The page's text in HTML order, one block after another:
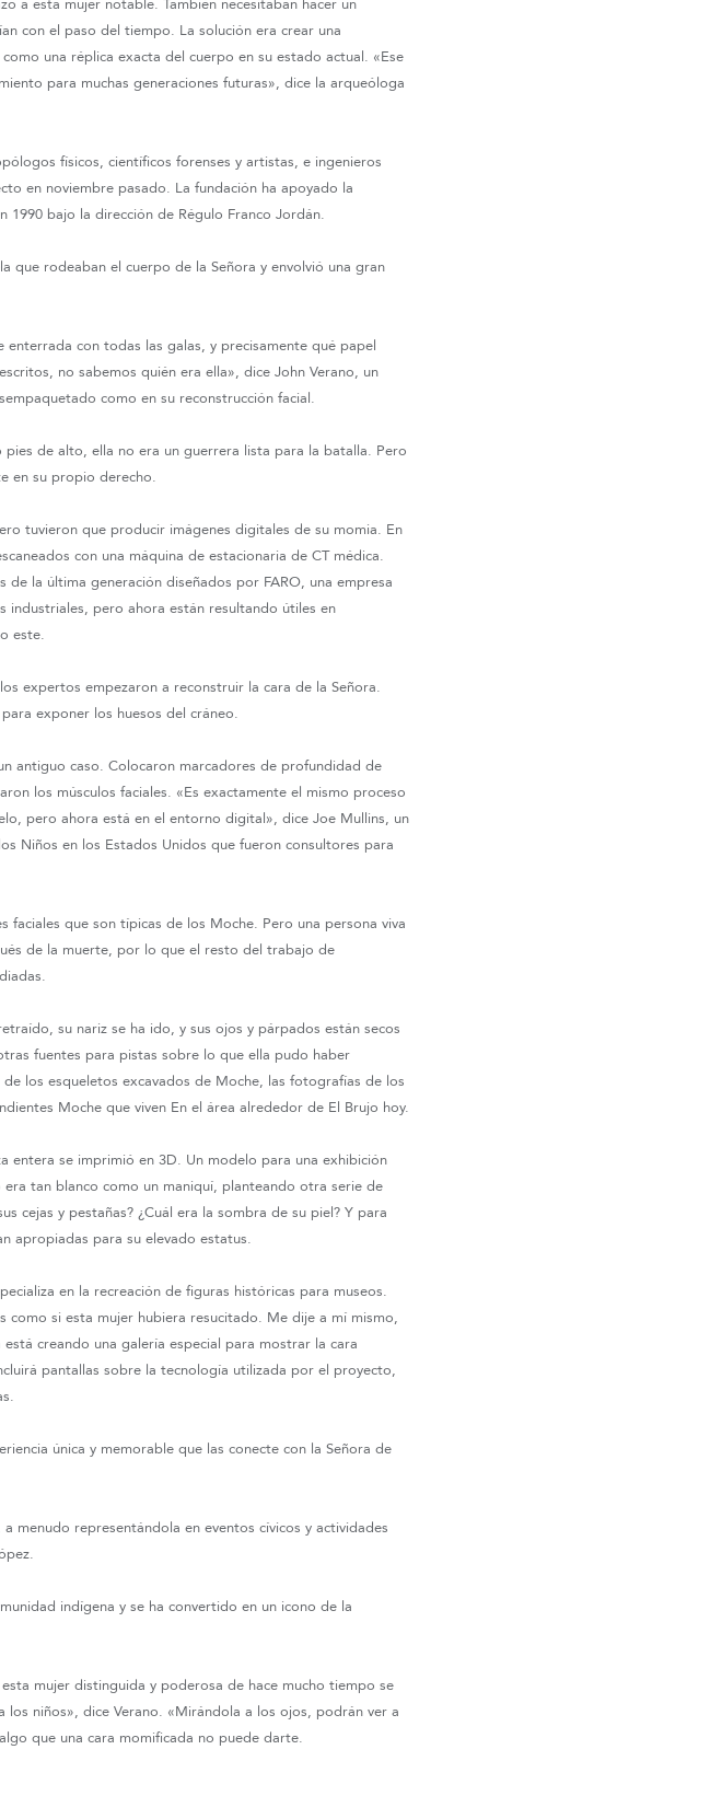
a esta mujer notable. También necesitaban hacer un
con el paso del tiempo. La solución era crear una
una réplica exacta del cuerpo en su estado actual. «Ese
para muchas generaciones futuras», dice la arqueóloga
físicos, científicos forenses y artistas, e ingenieros
en noviembre pasado. La fundación ha apoyado la
1990 bajo la dirección de Régulo Franco Jordán.
que rodeaban el cuerpo de la Señora y envolvió una gran
con todas las galas, y precisamente qué papel
no sabemos quién era ella», dice John Verano, un
como en su reconstrucción facial.
de alto, ella no era un guerrera lista para la batalla. Pero
en su propio derecho.
tuvieron que producir imágenes digitales de su momia. En
con una máquina de estacionaria de CT médica.
la última generación diseñados por FARO, una empresa
industriales, pero ahora están resultando útiles en
este.
expertos empezaron a reconstruir la cara de la Señora.
exponer los huesos del cráneo.
antiguo caso. Colocaron marcadores de profundidad de
los músculos faciales. «Es exactamente el mismo proceso
pero ahora está en el entorno digital», dice Joe Mullins, un
Niños en los Estados Unidos que fueron consultores para
que son típicas de los Moche. Pero una persona viva
de la muerte, por lo que el resto del trabajo de
su nariz se ha ido, y sus ojos y párpados están secos
fuentes para pistas sobre lo que ella pudo haber
los esqueletos excavados de Moche, las fotografías de los
Moche que viven En el área alrededor de El Brujo hoy.
entera se imprimió en 3D. Un modelo para una exhibición
tan blanco como un maniquí, planteando otra serie de
cejas y pestañas? ¿Cuál era la sombra de su piel? Y para
apropiadas para su elevado estatus.
en la recreación de figuras históricas para museos.
como si esta mujer hubiera resucitado. Me dije a mí mismo,
creando una galería especial para mostrar la cara
pantallas sobre la tecnología utilizada por el proyecto,
única y memorable que las conecte con la Señora de
menudo representándola en eventos cívicos y actividades
indígena y se ha convertido en un icono de la
mujer distinguida y poderosa de hace mucho tiempo se
niños», dice Verano. «Mirándola a los ojos, podrán ver a
que una cara momificada no puede darte.